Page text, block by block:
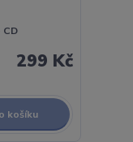
CD
299 Kč
košíku